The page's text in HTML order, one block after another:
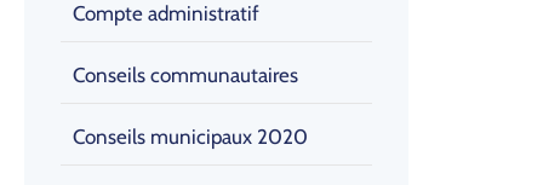
Compte administratif
Conseils communautaires
Conseils municipaux 2020